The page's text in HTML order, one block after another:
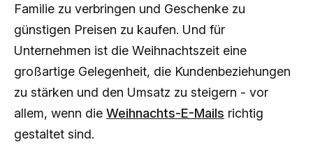
Familie zu verbringen und Geschenke zu
günstigen Preisen zu kaufen. Und für
Unternehmen ist die Weihnachtszeit eine
großartige Gelegenheit, die Kundenbeziehungen
zu stärken und den Umsatz zu steigern - vor
allem, wenn die Weihnachts-E-Mails richtig
gestaltet sind.